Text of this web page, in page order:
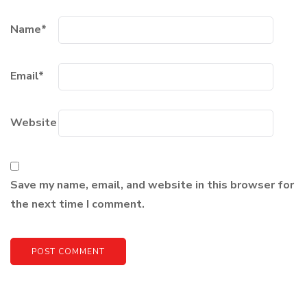
Name*
Email*
Website
Save my name, email, and website in this browser for
the next time I comment.